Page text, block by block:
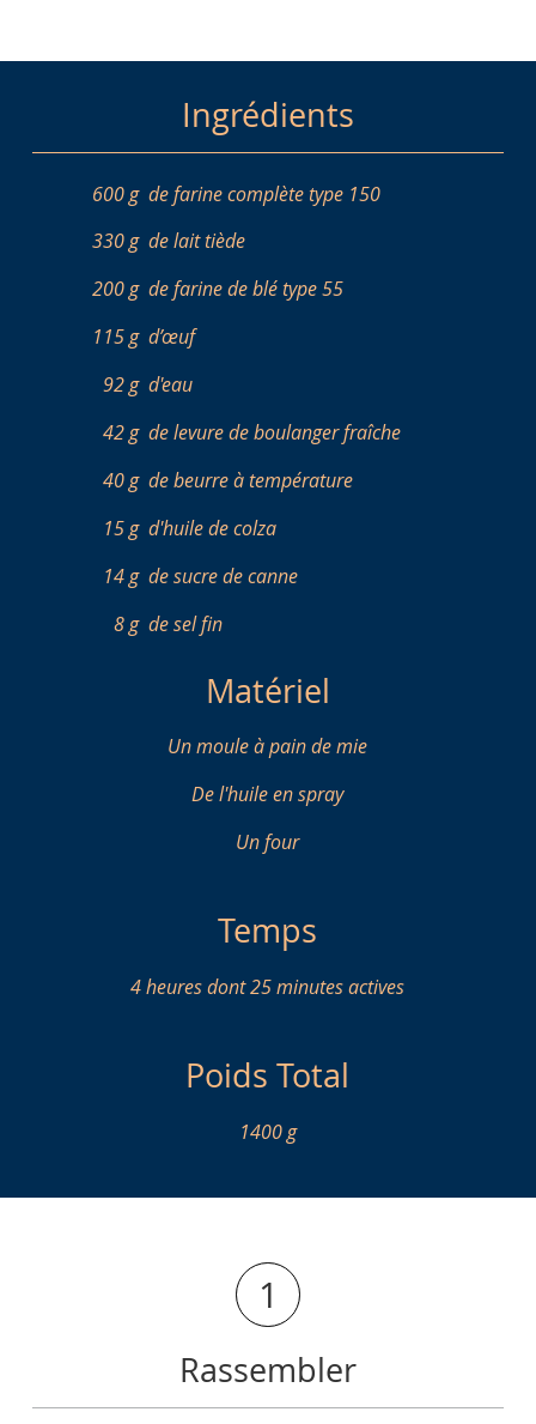
Ingrédients
600 g de farine complète type 150
330 g de lait tiède
200 g de farine de blé type 55
115 g d’œuf
92 g d'eau
42 g de levure de boulanger fraîche
40 g de beurre à température
15 g d'huile de colza
14 g de sucre de canne
8 g de sel fin
Matériel
Un moule à pain de mie
De l'huile en spray
Un four
Temps
4 heures dont 25 minutes actives
Poids Total
1400 g
1
Rassembler